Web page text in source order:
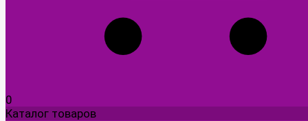
0
Каталог товаров